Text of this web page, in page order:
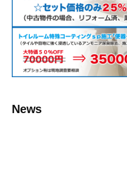
News